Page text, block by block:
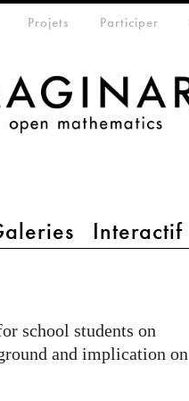
Interactif
Projets Participer
school students on
and implication on